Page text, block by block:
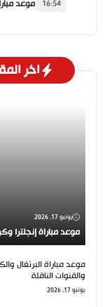
16:54
اخر
يونيو 17, 2026
موعد مباراة إنجلترا وكرواتيا في
والقنوات الناقلة
يونيو 17, 2026